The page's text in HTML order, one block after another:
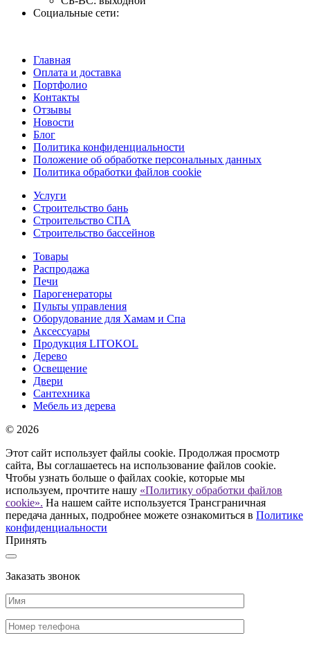
Социальные сети:
Главная
Оплата и доставка
Портфолио
Контакты
Отзывы
Новости
Блог
Политика конфиденциальности
Положение об обработке персональных данных
Политика обработки файлов cookie
Услуги
Строительство бань
Строительство СПА
Строительство бассейнов
Товары
Распродажа
Печи
Парогенераторы
Пульты управления
Оборудование для Хамам и Спа
Аксессуары
Продукция LITOKOL
Дерево
Освещение
Двери
Сантехника
Мебель из дерева
© 2026
Этот сайт использует файлы cookie. Продолжая просмотр
сайта, Вы соглашаетесь на использование файлов cookie.
Чтобы узнать больше о файлах cookie, которые мы
используем, прочтите нашу «Политику обработки файлов
cookie». На нашем сайте используется Трансграничная
передача данных, подробнее можете ознакомиться в Политике
конфиденциальности
Принять
Заказать звонок